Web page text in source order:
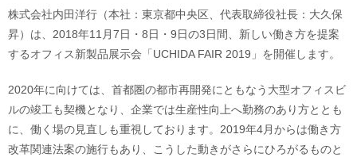
株式会社内田洋行（本社：東京都中央区、代表取締役社長：大久保
昇）は、2018年11月7日・8日・9日の3日間、新しい働き方を提案
するオフィス新製品展示会「UCHIDA FAIR 2019」を開催します。
2020年に向けては、首都圏の都市再開発にともなう大型オフィスビ
ルの竣工も契機となり、企業では生産性向上へ勤務のあり方ととも
に、働く場の見直しも重視しております。2019年4月からは働き方
改革関連法案の施行もあり、こうした動きがさらにひろがるものと